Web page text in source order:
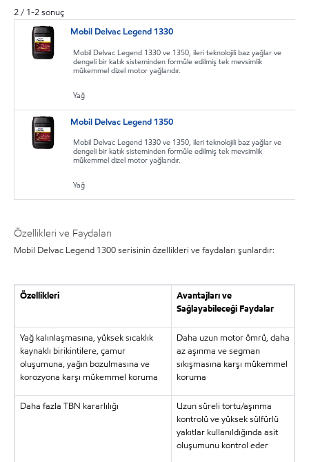
2/ 1-2sonuç
Mobil Delvac Legend 1330
Mobil Delvac Legend 1330 ve 1350, ileri teknolojili baz yağlar ve
dengeli bir katık sisteminden formüle edilmiş tek mevsimlik
mükemmel dizel motor yağlarıdır.
Yağ
Mobil Delvac Legend 1350
Mobil Delvac Legend 1330 ve 1350, ileri teknolojili baz yağlar ve
dengeli bir katık sisteminden formüle edilmiş tek mevsimlik
mükemmel dizel motor yağlarıdır.
Yağ
Özellikleri ve Faydaları
Mobil Delvac Legend 1300 serisinin özellikleri ve faydaları şunlardır:
Özellikleri
Avantajları ve
Sağlayabileceği Faydalar
Yağ kalınlaşmasına, yüksek sıcaklık
kaynaklı birikintilere, çamur
oluşumuna, yağın bozulmasına ve
korozyona karşı mükemmel koruma
Daha uzun motor ömrü, daha
az aşınma ve segman
sıkışmasına karşı mükemmel
koruma
Daha fazla TBN kararlılığı
Uzun süreli tortu/aşınma
kontrolü ve yüksek sülfürlü
yakıtlar kullanıldığında asit
oluşumunu kontrol eder